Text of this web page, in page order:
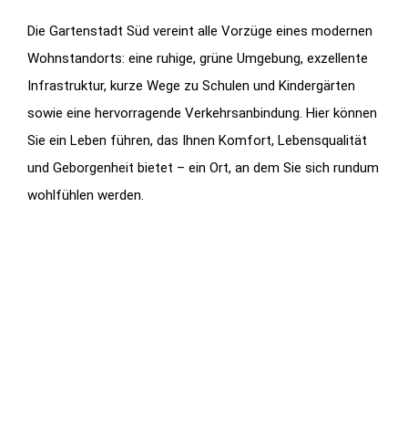
Die Gartenstadt Süd vereint alle Vorzüge eines modernen
Wohnstandorts: eine ruhige, grüne Umgebung, exzellente
Infrastruktur, kurze Wege zu Schulen und Kindergärten
sowie eine hervorragende Verkehrsanbindung. Hier können
Sie ein Leben führen, das Ihnen Komfort, Lebensqualität
und Geborgenheit bietet – ein Ort, an dem Sie sich rundum
wohlfühlen werden.